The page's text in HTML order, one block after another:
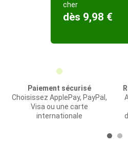
cher
dès 9,98 €
Paiement sécurisé
Choisissez ApplePay, PayPal,
Visa ou une carte
internationale